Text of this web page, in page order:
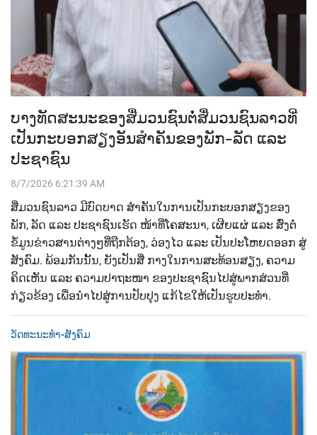
ບາງທັດສະນະຂອງສື່ມວນຊົນຕໍ່ສື່ມວນຊົນລາວທີ່
ເປັນກະບອກສຽງອັນສຳຄັນຂອງພັກ-ລັດ ແລະ
ປະຊາຊົນ
8/7/2026 6:21:39 AM
ສື່ມວນຊົນລາວ ມີບົດບາດ ສຳຄັນໃນການເປັນກະບອກສຽງຂອງ
ພັກ, ລັດ ແລະ ປະຊາຊົນເຮັດ ໜ້າທີ່ໂຄສະນາ, ເຜີຍແຜ່ ແລະ ສົ່ງຕໍ່
ຂໍ້ມູນຂ່າວສານຕ່າງໆທີ່ຖືກຕ້ອງ, ວ່ອງໄວ ແລະ ເປັນປະໂຫຍດອອກ ສູ່
ສັງຄົມ. ພ້ອມກັນນັ້ນ, ຍັງເປັນສື່ ກາງໃນການສະທ້ອນສຽງ, ຄວາມ
ຄິດເຫັນ ແລະ ຄວາມປາຖະໜາ ຂອງປະຊາຊົນໄປສູ່ພາກສ່ວນທີ່
ກ່ຽວຂ້ອງ ເພື່ອນຳໄປສູ່ການປັບປຸງ ແກ້ໄຂໃຫ້ເປັນຮູບປະທຳ.
ວັດທະນະທຳ-ສັງຄົມ